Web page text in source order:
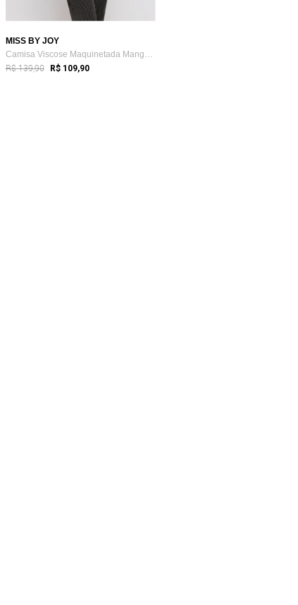
MISS BY JOY
Camisa Viscose Maquinetada Manga 7/8 Bra...
R$ 139,90 R$ 109,90